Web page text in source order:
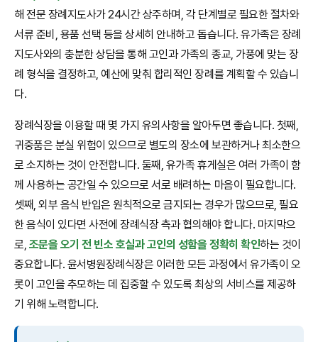
해 전문 장례지도사가 24시간 상주하며, 각 단계별로 필요한 절차와
서류 준비, 용품 선택 등을 상세히 안내하고 돕습니다. 유가족은 장례
지도사와의 충분한 상담을 통해 고인과 가족의 종교, 가풍에 맞는 장
례 형식을 결정하고, 예산에 맞춰 합리적인 장례를 계획할 수 있습니
다.
장례식장을 이용할 때 몇 가지 유의사항을 알아두면 좋습니다. 첫째,
귀중품은 분실 위험이 있으므로 별도의 장소에 보관하거나 최소한으
로 소지하는 것이 안전합니다. 둘째, 유가족 휴게실은 여러 가족이 함
께 사용하는 공간일 수 있으므로 서로 배려하는 마음이 필요합니다.
셋째, 외부 음식 반입은 원칙적으로 금지되는 경우가 많으므로, 필요
한 음식이 있다면 사전에 장례식장 측과 협의해야 합니다. 마지막으
로, 조문을 오기 전 빈소 호실과 고인의 성함을 정확히 확인하는 것이
중요합니다. 윤서병원장례식장은 이러한 모든 과정에서 유가족이 오
롯이 고인을 추모하는 데 집중할 수 있도록 최상의 서비스를 제공하
기 위해 노력합니다.